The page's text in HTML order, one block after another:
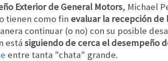
Exterior de General Motors, Michael
tienen como fin evaluar la recepción de
continuar (o no) con su posible
está siguiendo de cerca el desempeño
entre tanta "chata" grande.